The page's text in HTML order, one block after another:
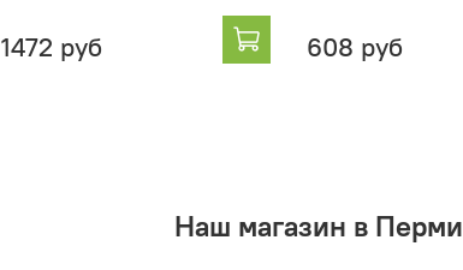
1472 руб 608 руб
Наш магазин в Перми